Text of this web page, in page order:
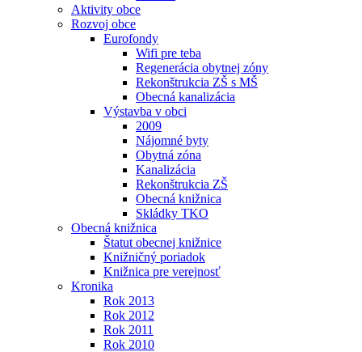
Aktivity obce
Rozvoj obce
Eurofondy
Wifi pre teba
Regenerácia obytnej zóny
Rekonštrukcia ZŠ s MŠ
Obecná kanalizácia
Výstavba v obci
2009
Nájomné byty
Obytná zóna
Kanalizácia
Rekonštrukcia ZŠ
Obecná knižnica
Skládky TKO
Obecná knižnica
Štatut obecnej knižnice
Knižničný poriadok
Knižnica pre verejnosť
Kronika
Rok 2013
Rok 2012
Rok 2011
Rok 2010